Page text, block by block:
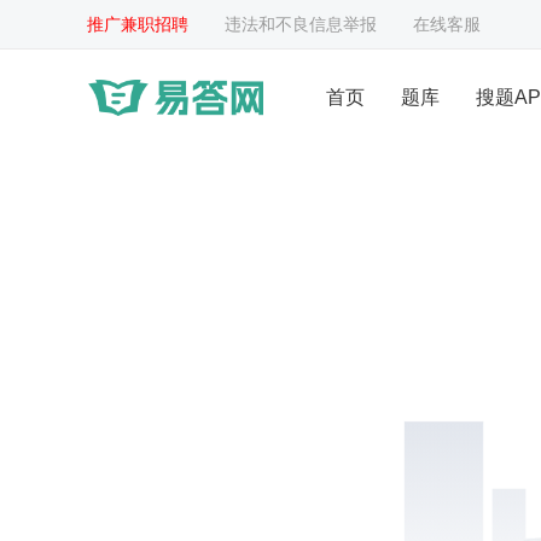
推广兼职招聘 违法和不良信息举报 在线客服
首页 题库 搜题